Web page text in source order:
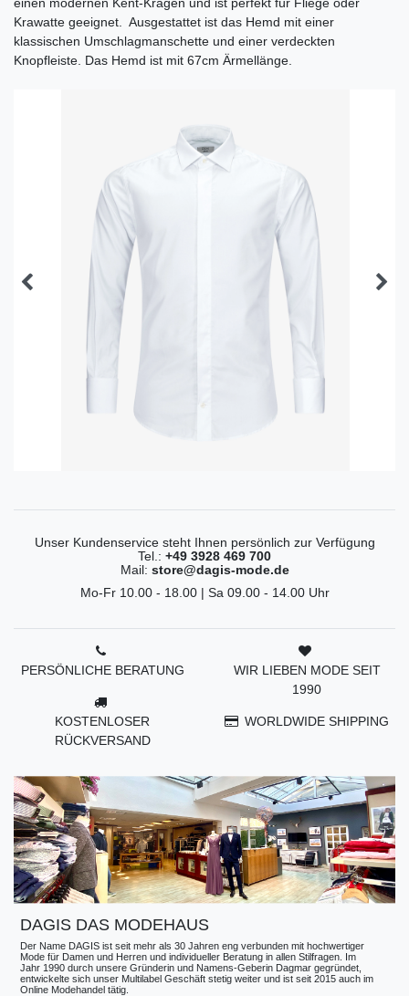
einen modernen Kent-Kragen und ist perfekt für Fliege oder
Krawatte geeignet. Ausgestattet ist das Hemd mit einer
klassischen Umschlagmanschette und einer verdeckten
Knopfleiste. Das Hemd ist mit 67cm Ärmellänge.
Unser Kundenservice steht Ihnen persönlich zur Verfügung
Tel.: +49 3928 469 700
Mail: store@dagis-mode.de
Mo-Fr 10.00 - 18.00 | Sa 09.00 - 14.00 Uhr
PERSÖNLICHE BERATUNG
KOSTENLOSER
RÜCKVERSAND
WIR LIEBEN MODE SEIT
1990
WORLDWIDE SHIPPING
DAGIS DAS MODEHAUS
Der Name DAGIS ist seit mehr als 30 Jahren eng verbunden mit hochwertiger
Mode für Damen und Herren und individueller Beratung in allen Stilfragen. Im
Jahr 1990 durch unsere Gründerin und Namens-Geberin Dagmar gegründet,
entwickelte sich unser Multilabel Geschäft stetig weiter und ist seit 2015 auch im
Online Modehandel tätig.